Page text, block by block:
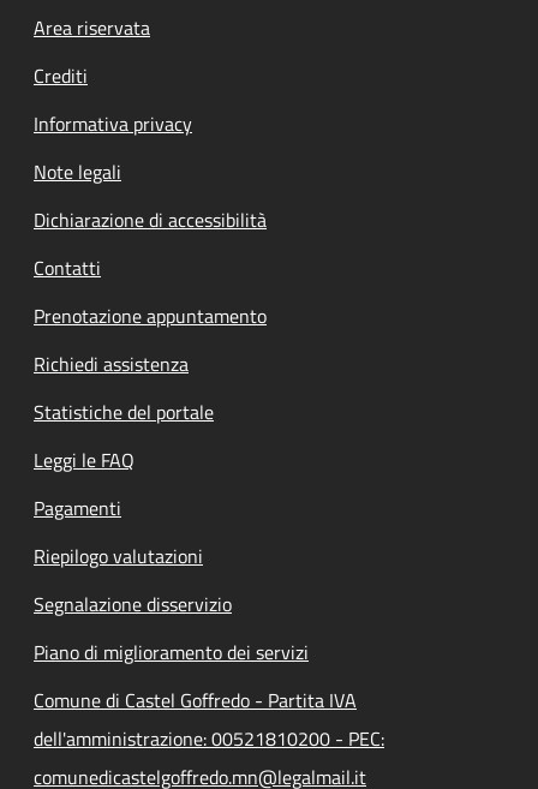
Footer menu
Area riservata
Crediti
Informativa privacy
Note legali
Dichiarazione di accessibilità
Contatti
Prenotazione appuntamento
Richiedi assistenza
Statistiche del portale
Leggi le FAQ
Pagamenti
Riepilogo valutazioni
Segnalazione disservizio
Piano di miglioramento dei servizi
Comune di Castel Goffredo - Partita IVA
dell'amministrazione: 00521810200 - PEC:
comunedicastelgoffredo.mn@legalmail.it